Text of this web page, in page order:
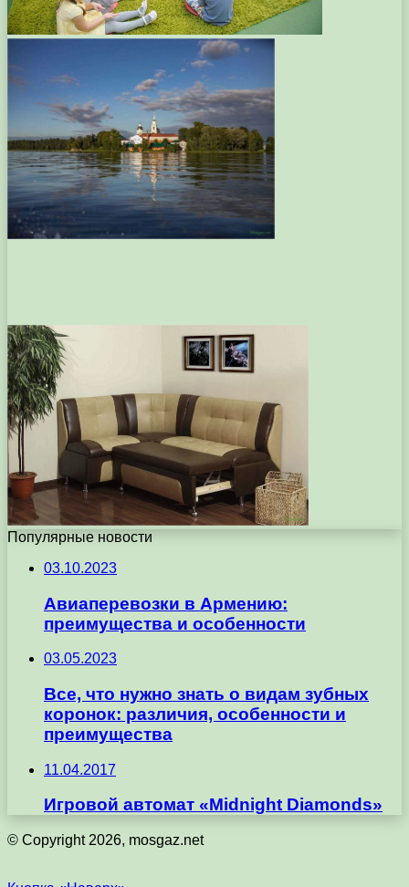
Популярные новости
03.10.2023
Авиаперевозки в Армению:
преимущества и особенности
03.05.2023
Все, что нужно знать о видам зубных
коронок: различия, особенности и
преимущества
11.04.2017
Игровой автомат «Midnight Diamonds»
© Copyright 2026, mosgaz.net